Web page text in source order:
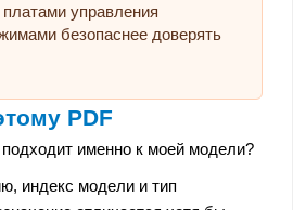
управления
безопаснее доверять
PDF
подходит именно к моей модели?
индекс модели и тип